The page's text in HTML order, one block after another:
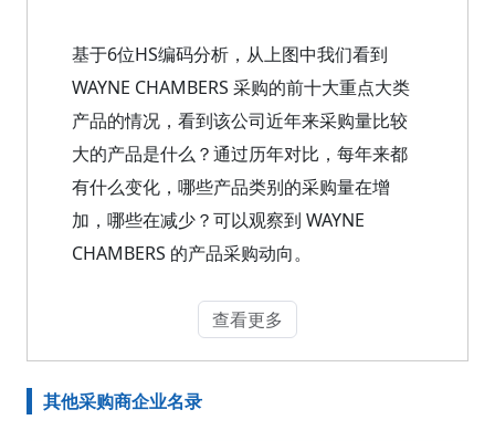
基于6位HS编码分析，从上图中我们看到
WAYNE CHAMBERS 采购的前十大重点大类
产品的情况，看到该公司近年来采购量比较
大的产品是什么？通过历年对比，每年来都
有什么变化，哪些产品类别的采购量在增
加，哪些在减少？可以观察到 WAYNE
CHAMBERS 的产品采购动向。
查看更多
其他采购商企业名录